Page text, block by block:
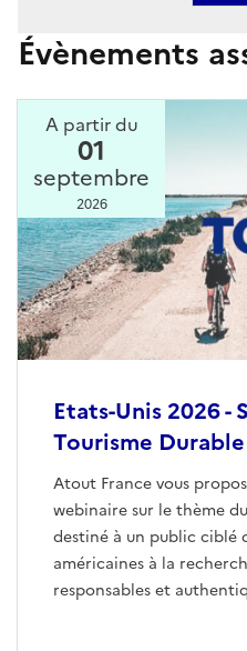
Évènements
Etats-Unis 2026 -
Tourisme
Atout France vous
webinaire sur le thème
destiné à un public ciblé
américaines à la
responsables et
A partir du
01
septembre
2026